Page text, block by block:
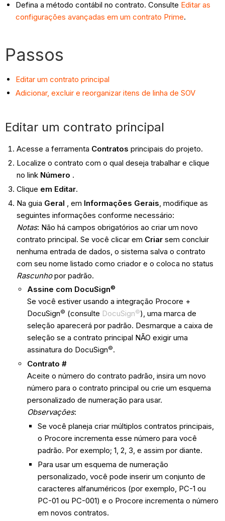
Defina a método contábil no contrato. Consulte Editar as
configurações avançadas em um contrato Prime.
Passos
Editar um contrato principal
Adicionar, excluir e reorganizar itens de linha de SOV
Editar um contrato principal
Acesse a ferramenta Contratos principais do projeto.
Localize o contrato com o qual deseja trabalhar e clique
no link Número .
Clique em Editar.
Na guia Geral , em Informações Gerais , modifique as
seguintes informações conforme necessário:
Notas: Não há campos obrigatórios ao criar um novo
contrato principal. Se você clicar em Criarsem concluir
nenhuma entrada de dados, o sistema salva o contrato
com seu nome listado como criador e o coloca no status
Rascunhopor padrão.
Assine com DocuSign©
Se você estiver usando a integração Procore +
DocuSign© (consulte DocuSign©), uma marca de
seleção aparecerá por padrão. Desmarque a caixa de
seleção se a contrato principal NÃO exigir uma
assinatura do DocuSign©.
Contrato #
Aceite o número do contrato padrão, insira um novo
número para o contrato principal ou crie um esquema
personalizado de numeração para usar.
Observações:
Se você planeja criar múltiplos contratos principais,
o Procore incrementa esse número para você
padrão. Por exemplo; 1, 2, 3, e assim por diante.
Para usar um esquema de numeração
personalizado, você pode inserir um conjunto de
caracteres alfanuméricos (por exemplo, PC-1 ou
PC-01 ou PC-001) e o Procore incrementa o número
em novos contratos.